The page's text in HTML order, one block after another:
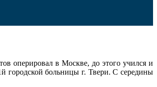
оперировал в Москве, до этого учился и
городской больницы г. Твери. С середины